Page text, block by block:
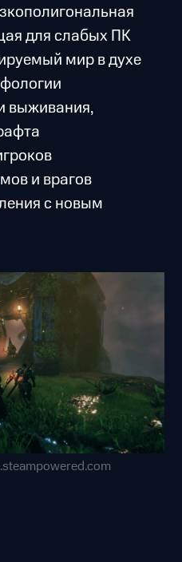
для слабых ПК
мир в духе
выживания,
и врагов
с новым